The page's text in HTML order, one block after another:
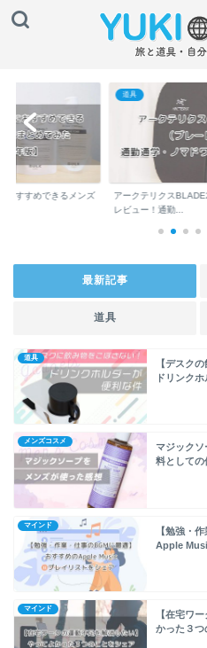
おすすめできるメンズ
道具
アークテリクス
レビュー！通勤...
最新記事
道具
道具
【デスク
ドリンク
メンズコスメ
マジックソ
料としての
マインド
【勉強・
Apple
マインド
【在宅ワ
かった３つ